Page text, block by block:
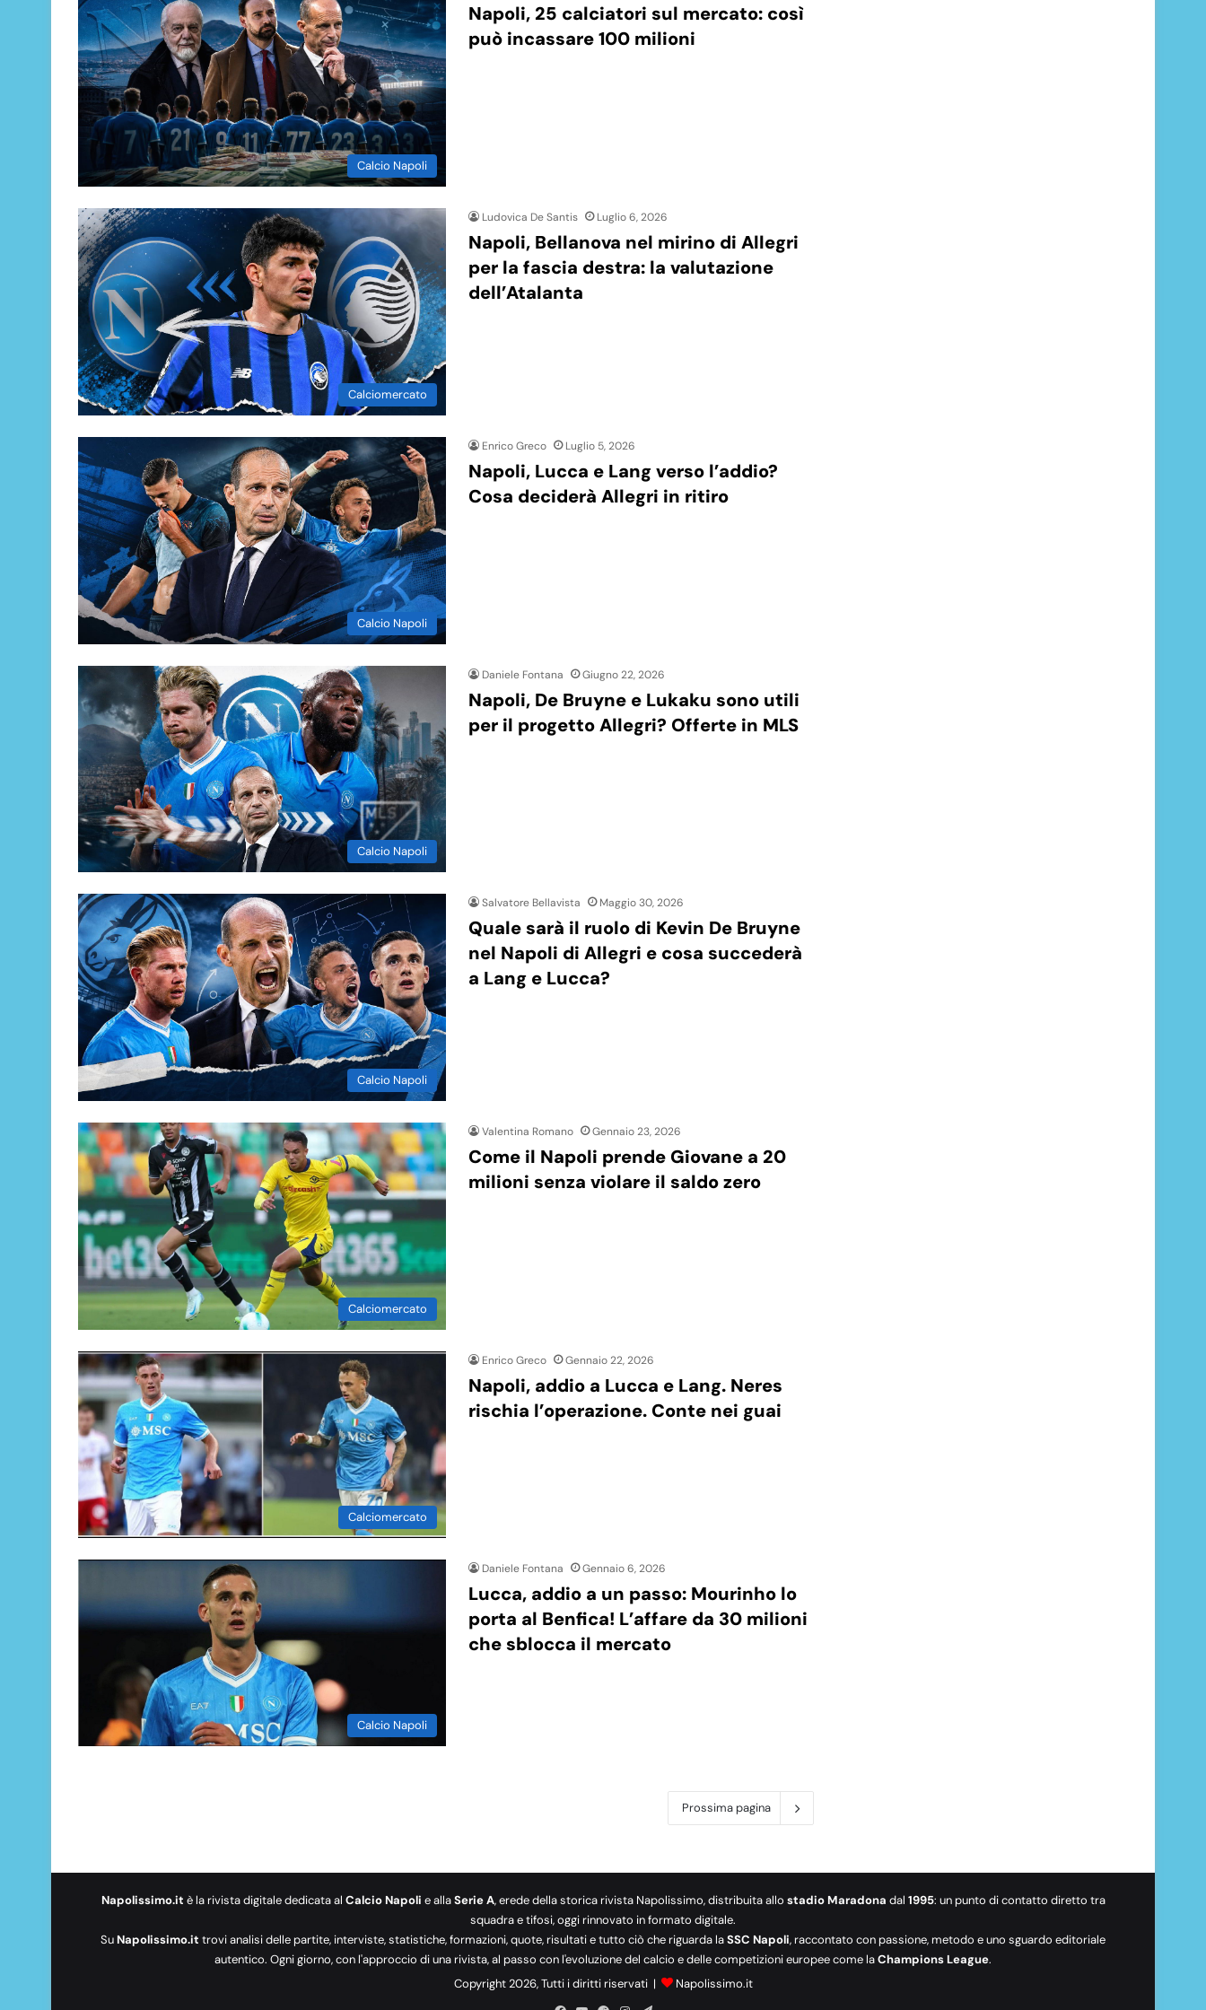
Calcio Napoli
Napoli, 25 calciatori sul mercato: così
può incassare 100 milioni
Calciomercato
Ludovica De Santis Luglio 6, 2026
Napoli, Bellanova nel mirino di Allegri
per la fascia destra: la valutazione
dell’Atalanta
Calcio Napoli
Enrico Greco Luglio 5, 2026
Napoli, Lucca e Lang verso l’addio?
Cosa deciderà Allegri in ritiro
Calcio Napoli
Daniele Fontana Giugno 22, 2026
Napoli, De Bruyne e Lukaku sono utili
per il progetto Allegri? Offerte in MLS
Calcio Napoli
Salvatore Bellavista Maggio 30, 2026
Quale sarà il ruolo di Kevin De Bruyne
nel Napoli di Allegri e cosa succederà
a Lang e Lucca?
Calciomercato
Valentina Romano Gennaio 23, 2026
Come il Napoli prende Giovane a 20
milioni senza violare il saldo zero
Calciomercato
Enrico Greco Gennaio 22, 2026
Napoli, addio a Lucca e Lang. Neres
rischia l’operazione. Conte nei guai
Calcio Napoli
Daniele Fontana Gennaio 6, 2026
Lucca, addio a un passo: Mourinho lo
porta al Benfica! L’affare da 30 milioni
che sblocca il mercato
Prossima pagina
Napolissimo.it è la rivista digitale dedicata al Calcio Napoli e allaSerie A, erede della storica rivista Napolissimo, distribuita allo stadio Maradona dal 1995: un punto di contatto diretto tra
squadra e tifosi, oggi rinnovato in formato digitale.
SuNapolissimo.it trovi analisi delle partite, interviste, statistiche, formazioni, quote, risultati e tutto ciò che riguarda laSSC Napoli, raccontato con passione, metodo e uno sguardo editoriale
autentico. Ogni giorno, con l'approccio di una rivista, al passo con l'evoluzione del calcio e delle competizioni europee come laChampions League.
Copyright 2026, Tutti i diritti riservati |
Napolissimo.it